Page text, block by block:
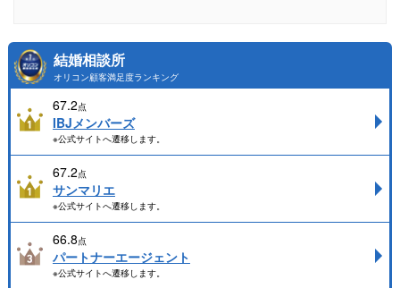
結婚相談所
オリコン顧客満足度ランキング
67.2点
IBJメンバーズ
※公式サイトへ遷移します。
67.2点
サンマリエ
※公式サイトへ遷移します。
66.8点
パートナーエージェント
※公式サイトへ遷移します。